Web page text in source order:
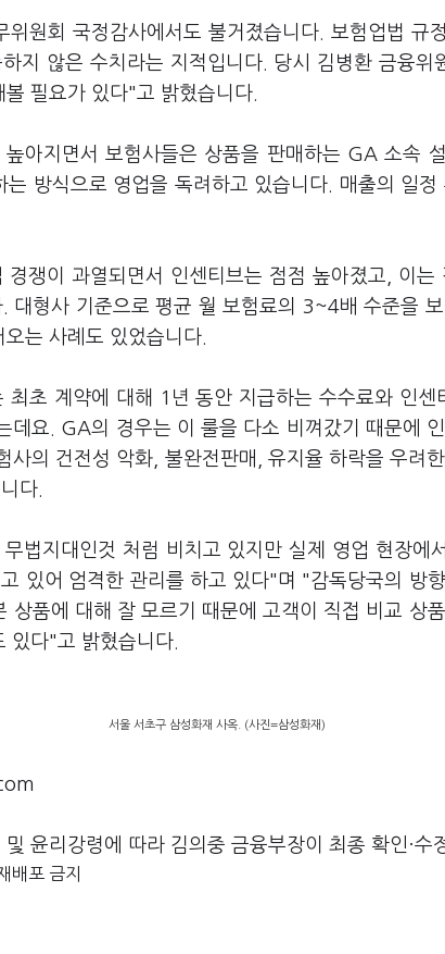
위원회 국정감사에서도 불거졌습니다. 보험업법 규
지 않은 수치라는 지적입니다. 당시 김병환 금융위
필요가 있다"고 밝혔습니다.
아지면서 보험사들은 상품을 판매하는 GA 소속
방식으로 영업을 독려하고 있습니다. 매출의 일
쟁이 과열되면서 인센티브는 점점 높아졌고, 이는
대형사 기준으로 평균 월 보험료의 3~4배 수준을
는 사례도 있었습니다.
최초 계약에 대해 1년 동안 지급하는 수수료와 인
데요. GA의 경우는 이 룰을 다소 비껴갔기 때문에
사의 건전성 악화, 불완전판매, 유지율 하락을 우려
다.
법지대인것 처럼 비치고 있지만 실제 영업 현장에
있어 엄격한 관리를 하고 있다"며 "감독당국의 방
상품에 대해 잘 모르기 때문에 고객이 직접 비교 상
있다"고 밝혔습니다.
서울 서초구 삼성화재 사옥. (사진=삼성화재)
윤리강령에 따라 김의중 금융부장이 최종 확인·수
배포 금지